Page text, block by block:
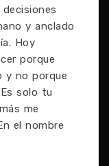
y anclado
Hoy
porque
y no porque
solo tu
me
el nombre